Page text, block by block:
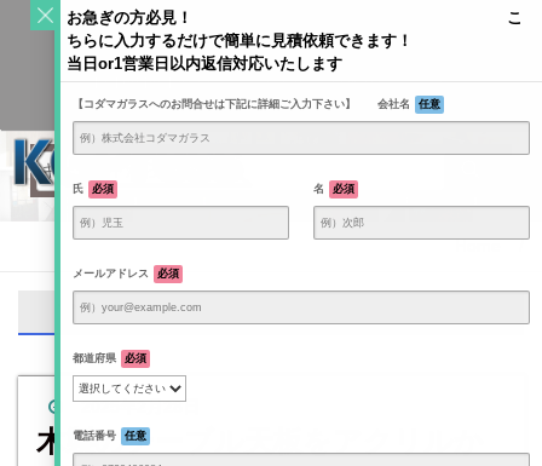
KODAMAGLASS公式ブログ | ガラス情報発信メディア
Home /
アクリル
2025年2月28日
木製のテーブル天板をアクリルか
お急ぎの方必見！ こ
ちらに入力するだけで簡単に見積依頼できます！
当日or1営業日以内返信対応いたします
【コダマガラスへのお問合せは下記に詳細ご入力下さい】 会社名 任意
氏 必須 名 必須
メールアドレス 必須
都道府県 必須
電話番号 任意